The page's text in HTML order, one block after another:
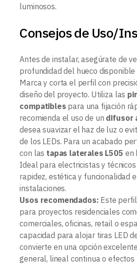
luminosos.
Consejos de Uso/
Antes de instalar, asegúrate de
profundidad del hueco
Marca y corta el perfil con
diseño del proyecto. Utiliza las
compatibles para una fijación
recomienda el uso de un difusor
desea suavizar el haz de luz o
de los LEDs. Para un acabado
con las tapas laterales L505 en
Ideal para electricistas y
rapidez, estética y funcionalidad
instalaciones.
Usos recomendados: Este
para proyectos residenciales
comerciales, oficinas, retail o
capacidad para alojar tiras LED
convierte en una opción
general, lineal continua o efectos